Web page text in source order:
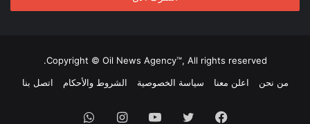
Copyright © Oil News Agency™, All rights reserved.
من نحن
اعلن معنا سياسة الخصوصية الشروط والأحكام اتصل بنا
فيسبوك تويتر يوتيوب انستقرام